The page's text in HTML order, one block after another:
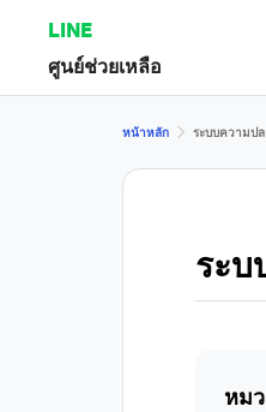
LINE
ศูนย์ช่วยเหลือ
หน้าหลัก ระบบความป
ระ
หม